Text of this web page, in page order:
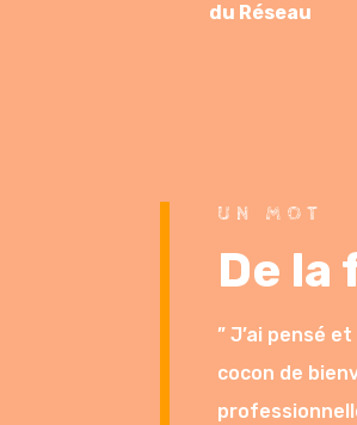
du Réseau
UN MOT
De
” J’ai pensé
cocon de